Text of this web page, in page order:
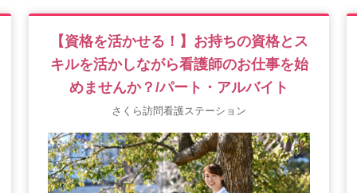
【資格を活かせる！】お持ちの資格とス
キルを活かしながら看護師のお仕事を始
めませんか？/パート・アルバイト
さくら訪問看護ステーション